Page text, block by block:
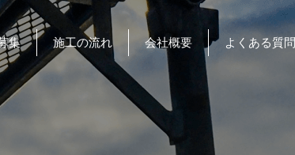
集 施工の流れ 会社概要 よくある質問